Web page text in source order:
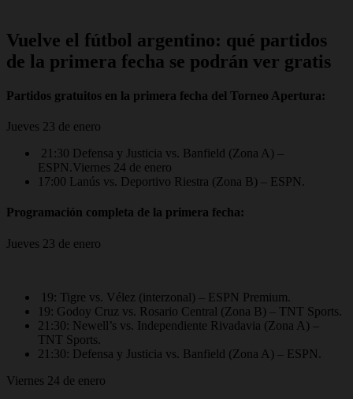
Vuelve el fútbol argentino: qué partidos
de la primera fecha se podrán ver gratis
Partidos gratuitos en la primera fecha del Torneo Apertura:
Jueves 23 de enero
21:30 Defensa y Justicia vs. Banfield (Zona A) –
ESPN.Viernes 24 de enero
17:00 Lanús vs. Deportivo Riestra (Zona B) – ESPN.
Programación completa de la primera fecha:
Jueves 23 de enero
19: Tigre vs. Vélez (interzonal) – ESPN Premium.
19: Godoy Cruz vs. Rosario Central (Zona B) – TNT Sports.
21:30: Newell’s vs. Independiente Rivadavia (Zona A) –
TNT Sports.
21:30: Defensa y Justicia vs. Banfield (Zona A) – ESPN.
Viernes 24 de enero